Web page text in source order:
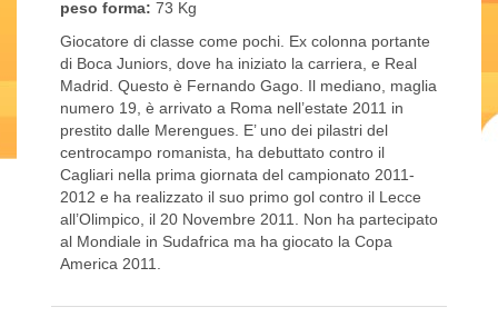
peso forma: 73 Kg
Giocatore di classe come pochi. Ex colonna portante
di Boca Juniors, dove ha iniziato la carriera, e Real
Madrid. Questo è Fernando Gago. Il mediano, maglia
numero 19, è arrivato a Roma nell’estate 2011 in
prestito dalle Merengues. E’ uno dei pilastri del
centrocampo romanista, ha debuttato contro il
Cagliari nella prima giornata del campionato 2011-
2012 e ha realizzato il suo primo gol contro il Lecce
all’Olimpico, il 20 Novembre 2011. Non ha partecipato
al Mondiale in Sudafrica ma ha giocato la Copa
America 2011.